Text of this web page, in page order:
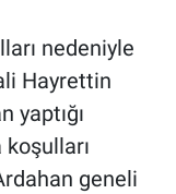
nedeniyle
Hayrettin
yaptığı
geneli